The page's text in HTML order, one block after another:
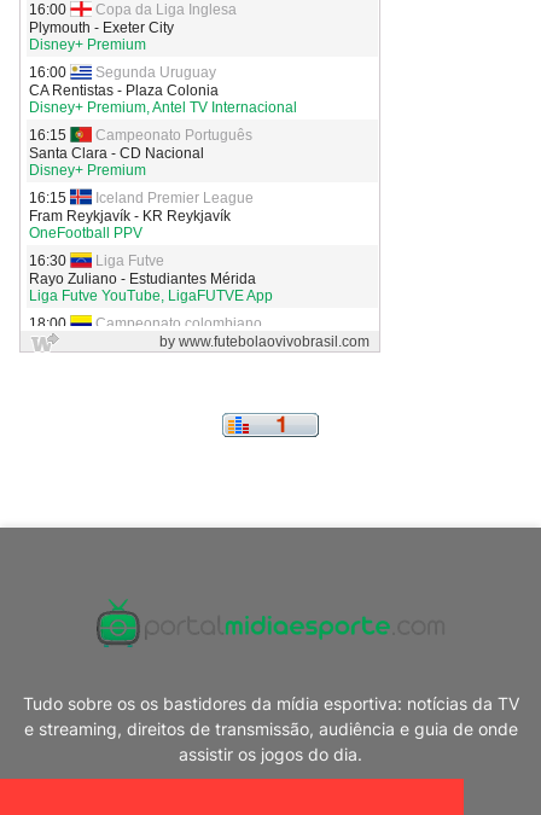
Tudo sobre os os bastidores da mídia esportiva: notícias da TV
e streaming, direitos de transmissão, audiência e guia de onde
assistir os jogos do dia.